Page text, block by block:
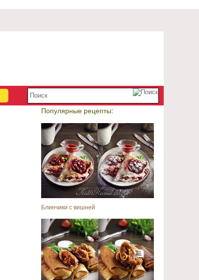
Популярные рецепты:
Блинчики с вишней